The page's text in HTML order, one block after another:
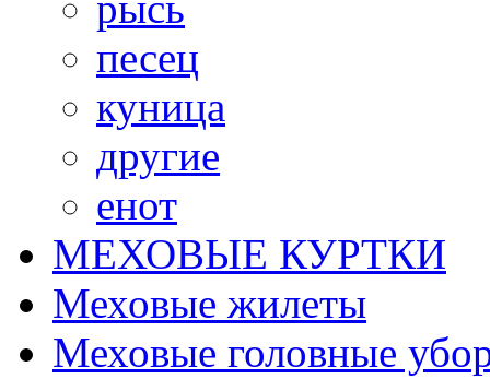
песец
куница
другие
енот
МЕХОВЫЕ КУРТКИ
Меховые жилеты
Меховые головные